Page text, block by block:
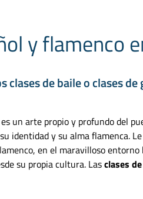
y flamenco
clases de baile o clases
un arte propio y profundo del
identidad y su alma flamenca.
en el maravilloso
su propia cultura. Lasclases